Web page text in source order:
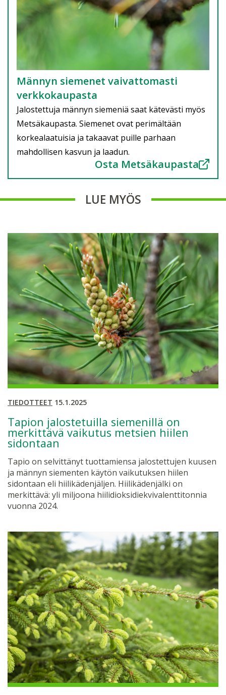
Männyn siemenet vaivattomasti
verkkokaupasta
Jalostettuja männyn siemeniä saat kätevästi myös
Metsäkaupasta. Siemenet ovat perimältään
korkealaatuisia ja takaavat puille parhaan
mahdollisen kasvun ja laadun.
Osta Metsäkaupasta
LUE MYÖS
TIEDOTTEET 15.1.2025
Tapion jalostetuilla siemenillä on
merkittävä vaikutus metsien hiilen
sidontaan
Tapio on selvittänyt tuottamiensa jalostettujen kuusen
ja männyn siementen käytön vaikutuksen hiilen
sidontaan eli hiilikädenjäljen. Hiilikädenjälki on
merkittävä: yli miljoona hiilidioksidiekvivalenttitonnia
vuonna 2024.